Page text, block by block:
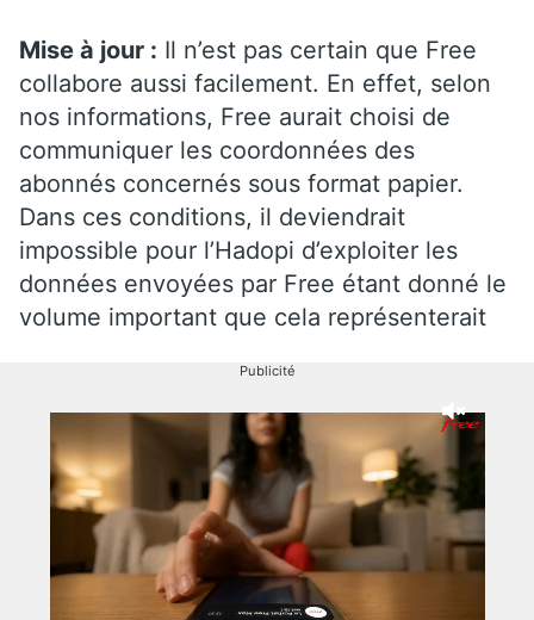
Mise à jour : Il n’est pas certain que Free
collabore aussi facilement. En effet, selon
nos informations, Free aurait choisi de
communiquer les coordonnées des
abonnés concernés sous format papier.
Dans ces conditions, il deviendrait
impossible pour l’Hadopi d’exploiter les
données envoyées par Free étant donné le
volume important que cela représenterait
Publicité